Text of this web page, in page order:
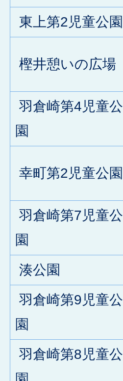
東上第2児童公園
樫井憩いの広場
羽倉崎第4児童公
園
幸町第2児童公園
羽倉崎第7児童公
園
湊公園
羽倉崎第9児童公
園
羽倉崎第8児童公